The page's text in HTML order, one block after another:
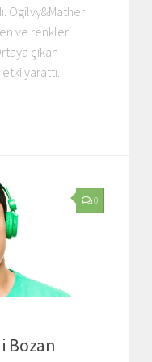
Ogilvy&Mather
ve renkleri
çıkan
etki yarattı.
0
Bozan